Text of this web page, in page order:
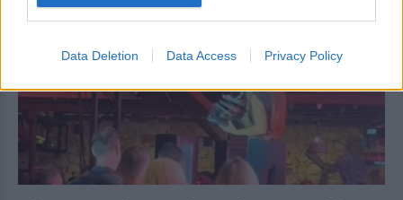
Data Deletion Data Access Privacy Policy
Τώρα, στα 53 του, μίλησε δημόσια για
κάτι που δεν χωρούσε σε εκείνη την